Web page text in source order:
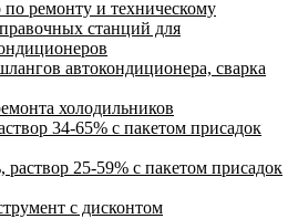
ремонту и техническому
станций для
автокондиционера, сварка
холодильников
34-65% с пакетом присадок
раствор 25-59% с пакетом присадок
с дисконтом